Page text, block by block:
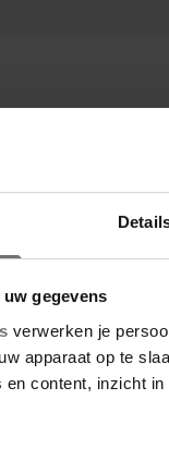
gegevens
verwerken je
apparaat op te
en content, inzicht